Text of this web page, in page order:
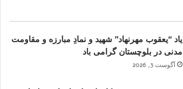
یاد “یعقوب مهرنهاد” شهید و نمادِ مبارزه و مقاومت
مدنی در بلوچستان گرامی باد
آگوست 3, 2026